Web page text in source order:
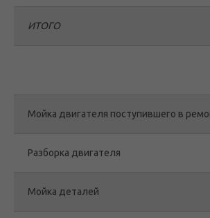
ИТОГО
Мойка двигателя поступившего в
Разборка двигателя
Мойка деталей